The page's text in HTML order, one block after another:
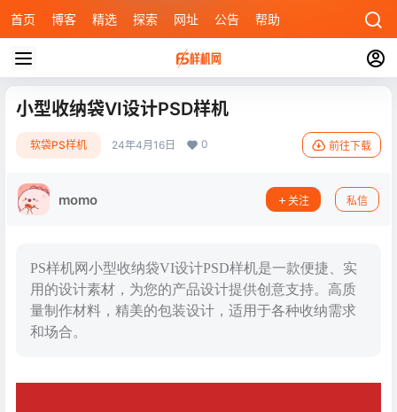
首页 博客 精选 探索 网址 公告 帮助
小型收纳袋VI设计PSD样机
软袋PS样机 24年4月16日 0 前往下载
momo 关注 私信
PS样机网小型收纳袋VI设计PSD样机是一款便捷、实
用的设计素材，为您的产品设计提供创意支持。高质
量制作材料，精美的包装设计，适用于各种收纳需求
和场合。